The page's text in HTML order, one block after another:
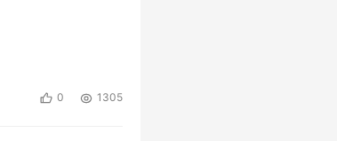
0 1305